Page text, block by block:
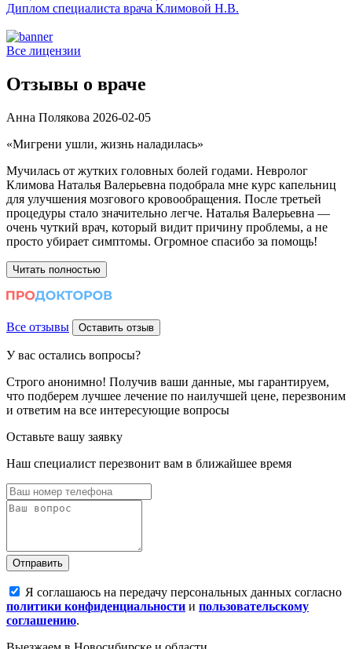
Диплом специалиста врача Климовой Н.В.
Все лицензии
Отзывы о враче
Анна Полякова 2026-02-05
«Мигрени ушли, жизнь наладилась»
Мучилась от жутких головных болей годами. Невролог
Климова Наталья Валерьевна подобрала мне курс капельниц
для улучшения мозгового кровообращения. После третьей
процедуры стало значительно легче. Наталья Валерьевна —
очень чуткий врач, который видит причину проблемы, а не
просто убирает симптомы. Огромное спасибо за помощь!
Читать полностью
Все отзывы Оставить отзыв
У вас остались вопросы?
Строго анонимно! Получив ваши данные, мы гарантируем,
что подберем лучшее лечение по наилучшей цене, перезвоним
и ответим на все интересующие вопросы
Оставьте вашу заявку
Наш специалист перезвонит вам в ближайшее время
Отправить
Я соглашаюсь на передачу персональных данных согласно
политики конфиденциальности и пользовательскому
соглашению.